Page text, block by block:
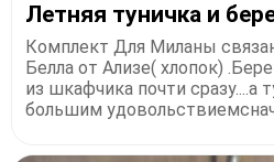
Летняя туничка и
Комплект Для Миланы
Белла от Ализе( хлопок)
из шкафчика почти сразу....а
большим